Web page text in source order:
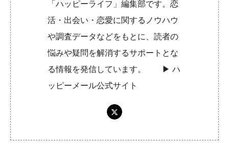
「ハッピーライフ」編集部です。恋
活・出会い・恋愛に関するノウハウ
や調査データなどをもとに、読者の
悩みや疑問を解消するサポートとな
る情報を発信しています。 ▶︎ハ
ッピーメール公式サイト